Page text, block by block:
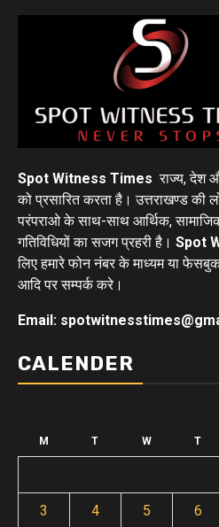
Spot Witness Times राज्य, देश
को प्रसारित करता है। उत्तराखण्ड की
परंपराओ के साथ-साथ आर्थिक, सामाजिक
गतिविधियों का सजग प्रहरी है। Spot
लिए हमारे फोन नंबर के माध्यम या
आदि पर सम्पर्क करे।
Email:
CALENDER
M T W T
3 4 5 6